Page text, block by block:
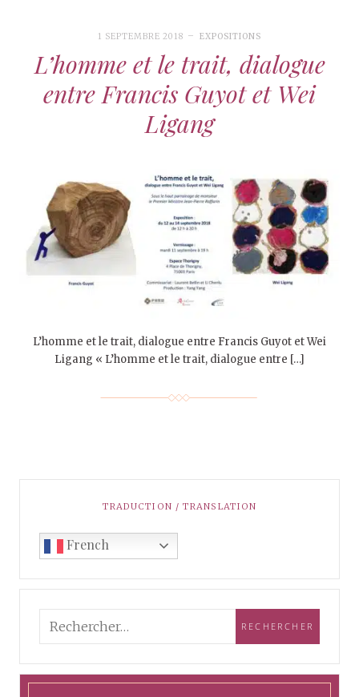
1 SEPTEMBRE 2018 EXPOSITIONS
L’homme et le trait, dialogue
entre Francis Guyot et Wei
Ligang
L’homme et le trait, dialogue entre Francis Guyot et Wei
Ligang « L’homme et le trait, dialogue entre […]
TRADUCTION / TRANSLATION
French